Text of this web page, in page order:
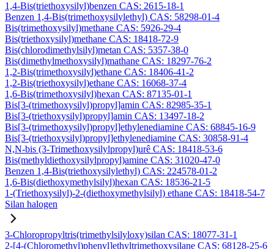
1,4-Bis(triethoxysilyl)benzen CAS: 2615-18-1
Benzen 1,4-Bis(trimethoxysilylethyl) CAS: 58298-01-4
Bis(trimethoxysilyl)methane CAS: 5926-29-4
Bis(triethoxysilyl)methane CAS: 18418-72-9
Bis(chlorodimethylsilyl)metan CAS: 5357-38-0
Bis(dimethylmethoxysilyl)mathane CAS: 18297-76-2
1,2-Bis(trimethoxysilyl)ethane CAS: 18406-41-2
1,2-Bis(triethoxysilyl)ethane CAS: 16068-37-4
1,6-Bis(trimethoxysilyl)hexan CAS: 87135-01-1
Bis[3-(trimethoxysilyl)propyl]amin CAS: 82985-35-1
Bis[3-(triethoxysilyl)propyl]amin CAS: 13497-18-2
Bis[3-(trimethoxysilyl)propyl]ethylenediamine CAS: 68845-16-9
Bis[3-(triethoxysilyl)propyl]ethylenediamine CAS: 30858-91-4
N,N-bis (3-Trimethoxysilylpropyl)urê CAS: 18418-53-6
Bis(methyldiethoxysilylpropyl)amine CAS: 31020-47-0
Benzen 1,4-Bis(triethoxysilylethyl) CAS: 224578-01-2
1,6-Bis(diethoxymethylsilyl)hexan CAS: 18536-21-5
1-(Triethoxysilyl)-2-(diethoxymethylsilyl) ethane CAS: 18418-54-7
Silan halogen
3-Chloropropyltris(trimethylsilyloxy)silan CAS: 18077-31-1
2-[4-(Chloromethyl)phenyl]ethyltrimethoxysilane CAS: 68128-25-6